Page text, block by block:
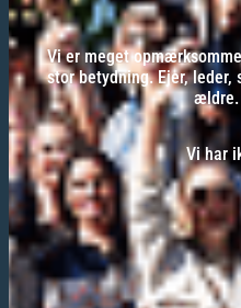
Vi er meget
stor betydning. Ejer,
ældre.
Vi har